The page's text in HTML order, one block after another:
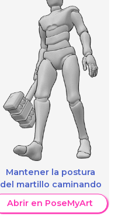
Mantener la postura
del martillo caminando
Abrir en PoseMyArt